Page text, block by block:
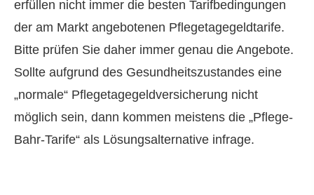
erfüllen nicht immer die besten Tarifbedingungen
der am Markt angebotenen Pflegetagegeldtarife.
Bitte prüfen Sie daher immer genau die Angebote.
Sollte aufgrund des Gesundheitszustandes eine
„normale“ Pflegetagegeldversicherung nicht
möglich sein, dann kommen meistens die „Pflege-
Bahr-Tarife“ als Lösungsalternative infrage.